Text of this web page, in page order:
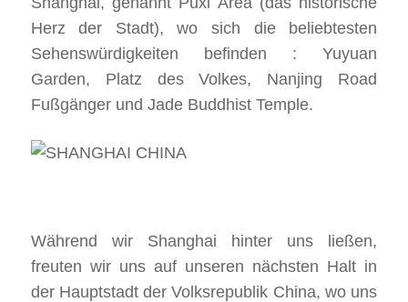
Herz der Stadt), wo sich die beliebtesten
Sehenswürdigkeiten befinden : Yuyuan
Garden, Platz des Volkes, Nanjing Road
Fußgänger und Jade Buddhist Temple.
Während wir Shanghai hinter uns ließen,
freuten wir uns auf unseren nächsten Halt in
der Hauptstadt der Volksrepublik China, wo uns